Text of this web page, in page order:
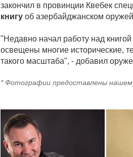
закончил в провинции Квебек
книгу об азербайджанском
"Недавно начал работу над
освещены многие исторические,
такого масштаба", - добавил
* Фотографии предоставлены